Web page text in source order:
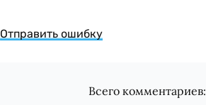
Отправить ошибку
Всего комментариев: